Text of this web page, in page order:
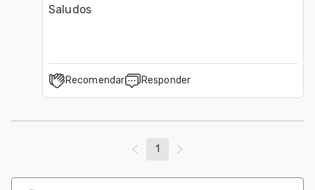
Saludos
Recomendar Responder
1